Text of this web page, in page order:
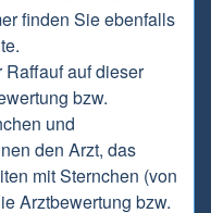
finden Sie ebenfalls
auf dieser
bzw.
und
den Arzt, das
mit Sternchen (von
Arztbewertung bzw.